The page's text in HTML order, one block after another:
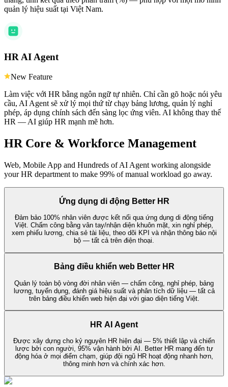
quản lý hiệu suất tại Việt Nam.
HR AI Agent
New Feature
Làm việc với HR bằng ngôn ngữ tự nhiên. Chỉ cần gõ hoặc nói yêu
cầu, AI Agent sẽ xử lý mọi thứ từ chạy bảng lương, quản lý nghỉ
phép, áp dụng chính sách đến sàng lọc ứng viên. AI không thay thế
HR — AI giúp HR mạnh mẽ hơn.
HR Core & Workforce Management
Web, Mobile App and Hundreds of AI Agent working alongside
your HR department to make 99% of manual workload go away.
Ứng dụng di động Better HR
Đảm bảo 100% nhân viên được kết nối qua ứng dụng di động tiếng
Việt. Chấm công bằng vân tay/nhận diện khuôn mặt, xin nghỉ phép,
xem phiếu lương, chia sẻ tài liệu, theo dõi KPI và nhận thông báo nội
bộ — tất cả trên điện thoại.
Bảng điều khiển web Better HR
Quản lý toàn bộ vòng đời nhân viên — chấm công, nghỉ phép, bảng
lương, tuyển dụng, đánh giá hiệu suất và phân tích dữ liệu — tất cả
trên bảng điều khiển web hiện đại với giao diện tiếng Việt.
HR AI Agent
Được xây dựng cho kỷ nguyên HR hiện đại — 5% thiết lập và chiến
lược bởi con người, 95% vận hành bởi AI. Better HR mang đến tự
động hóa ở mọi điểm chạm, giúp đội ngũ HR hoạt động nhanh hơn,
thông minh hơn và chính xác hơn.